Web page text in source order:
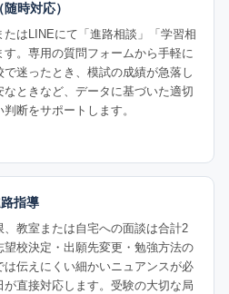
時対応）
はLINEにて「進路相談」「学習相
。専用の質問フォームから手軽に
迷ったとき、模試の成績が急落し
なときなど、データに基づいた適切
断をサポートします。
指導
、教室または自宅への面談は合計2
望校決定・出願先変更・勉強方法の
は伝えにくい細かいニュアンスが必
直接対応します。受験の大切な局